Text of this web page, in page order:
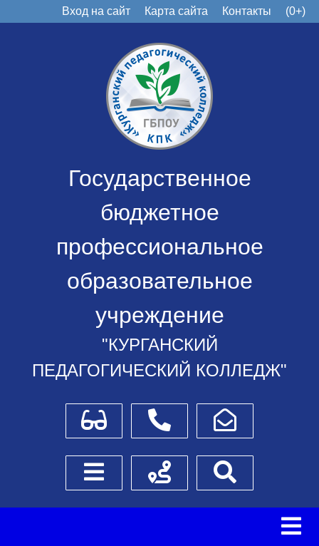
Вход на сайт Карта сайта Контакты (0+)
Государственное
бюджетное
профессиональное
образовательное
учреждение
"КУРГАНСКИЙ
ПЕДАГОГИЧЕСКИЙ КОЛЛЕДЖ"
Для слабовидящихТелефоныНаписать обращение
Боковое менюСхема проезда